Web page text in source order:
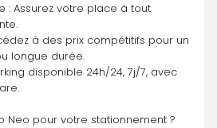
: Assurez votre place à tout
à des prix compétitifs pour un
longue durée.
disponible 24h/24, 7j/7, avec
Neo pour votre stationnement ?